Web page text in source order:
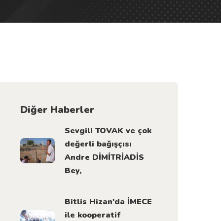
Diğer Haberler
Sevgili TOVAK ve çok
değerli bağışçısı
Andre DİMİTRİADİS
Bey,
Bitlis Hizan'da İMECE
ile kooperatif